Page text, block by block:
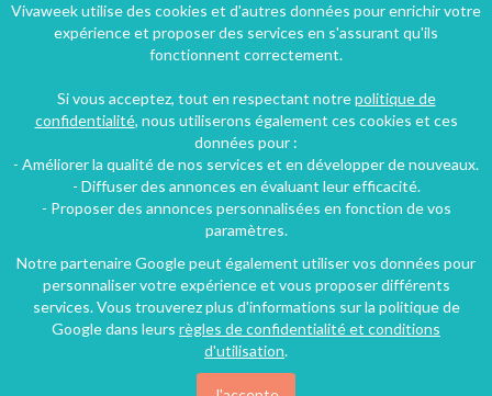
Vivaweek utilise des cookies et d'autres données pour enrichir votre
expérience et proposer des services en s'assurant qu'ils
fonctionnent correctement.
Si vous acceptez, tout en respectant notrepolitique de
confidentialité, nous utiliserons également ces cookies et ces
données pour :
- Améliorer la qualité de nos services et en développer de nouveaux.
- Diffuser des annonces en évaluant leur efficacité.
- Proposer des annonces personnalisées en fonction de vos
paramètres.
Notre partenaire Google peut également utiliser vos données pour
personnaliser votre expérience et vous proposer différents
services. Vous trouverez plus d'informations sur la politique de
Google dans leurs règles de confidentialité et conditions
d'utilisation.
Conditions générales d'utilisation- Politique de confidentialité
Copyright © 2009 ‐ 2026 Vivaweek ‐ Tous droits réservés ‐
Dernière mise à jour du site : 09 août 2026